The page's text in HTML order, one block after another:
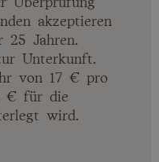
Überprüfung
akzeptieren
25 Jahren.
Unterkunft.
von 17 € pro
€ für die
wird.